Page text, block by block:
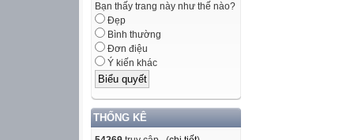
Bạn thấy trang này như thế nào?
Đẹp
Bình thường
Đơn điệu
Ý kiến khác
THỐNG KÊ